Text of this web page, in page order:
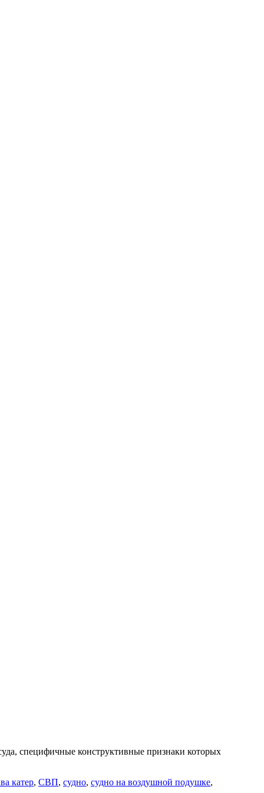
специфичные конструктивные признаки которых
катер, СВП, судно, судно на воздушной подушке,